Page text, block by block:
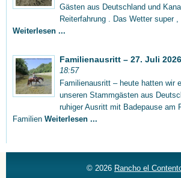
Gästen aus Deutschland und
Reiterfahrung . Das Wetter super ,
Weiterlesen ...
Familienausritt – 27. Juli 2026
18:57
Familienausritt – heute hatten wir
unseren Stammgästen aus
ruhiger Ausritt mit Badepause am
Familien Weiterlesen ...
© 2026 Rancho el